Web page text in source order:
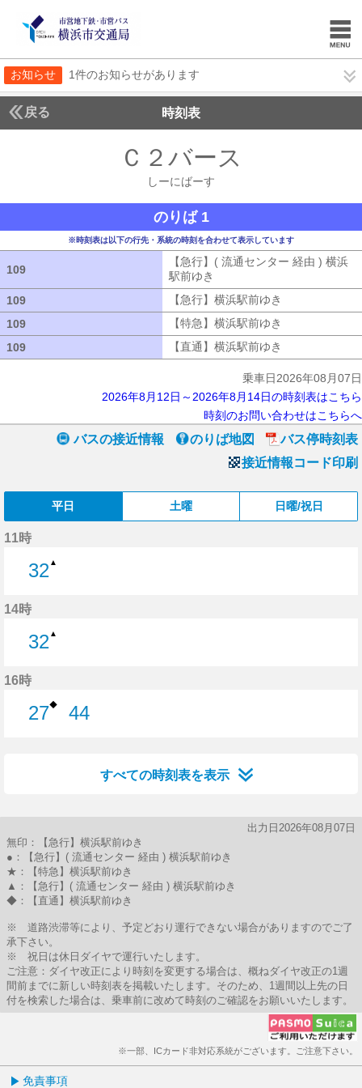
お知らせ 1件のお知らせがあります
戻る 時刻表
Ｃ２バース
しーにばーす
のりば 1
※時刻表は以下の行先・系統の時刻を合わせて表示しています
109
【急行】( 流通センター 経由 ) 横浜
駅前ゆき
109
【急行】横浜駅前ゆき
109
【特急】横浜駅前ゆき
109
【直通】横浜駅前ゆき
乗車日2026年08月07日
2026年8月12日～2026年8月14日の時刻表はこちら
時刻のお問い合わせはこちらへ
バスの接近情報 のりば地図
バス停時刻表
接近情報コード印刷
平日 土曜 日曜/祝日
11時
32▲
14時
32▲
16時
27◆
44
すべての時刻表を表示
出力日2026年08月07日
無印：【急行】横浜駅前ゆき
●：【急行】( 流通センター 経由 ) 横浜駅前ゆき
★：【特急】横浜駅前ゆき
▲：【急行】( 流通センター 経由 ) 横浜駅前ゆき
◆：【直通】横浜駅前ゆき
※ 道路渋滞等により、予定どおり運行できない場合がありますのでご了
承下さい。
※ 祝日は休日ダイヤで運行いたします。
ご注意：ダイヤ改正により時刻を変更する場合は、概ねダイヤ改正の1週
間前までに新しい時刻表を掲載いたします。そのため、1週間以上先の日
付を検索した場合は、乗車前に改めて時刻のご確認をお願いいたします。
※一部、ICカード非対応系統がございます。ご注意下さい。
免責事項